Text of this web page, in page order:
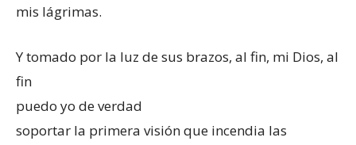
mis lágrimas.
Y tomado por la luz de sus brazos, al fin, mi Dios, al
fin
puedo yo de verdad
soportar la primera visión que incendia las